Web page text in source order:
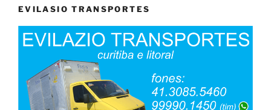
EVILASIO TRANSPORTES